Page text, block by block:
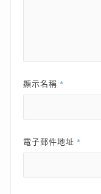
顯示名稱 *
電子郵件地址 *